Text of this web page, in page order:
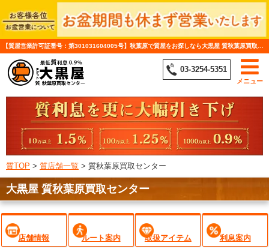
【質屋営業許可証番号：第301031604005号】秋葉原で質屋をお探しなら大黒屋 質秋葉原買取センターへ
メニュー
03-3254-5351
質TOP > 質店舗一覧 > 質秋葉原買取センター
大黒屋 質秋葉原買取センター
店舗情報 ルート案内 取扱アイテム 利息案内